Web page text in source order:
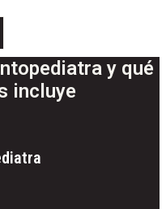
y qué
incluye